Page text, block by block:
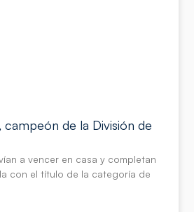
campeón de la División de
a vencer en casa y completan
con el título de la categoría de